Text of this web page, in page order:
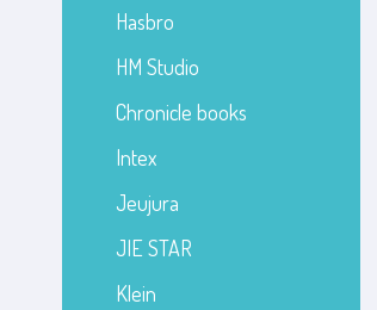
Hasbro
HM Studio
Chronicle books
Intex
Jeujura
JIE STAR
Klein